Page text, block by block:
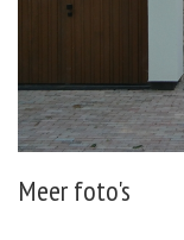
Meer foto's